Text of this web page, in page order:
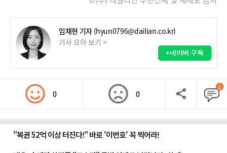
임채현 기자 (hyun0796@dailian.co.kr)
기사 모아 보기 >
+네이버 구독
0 0
0